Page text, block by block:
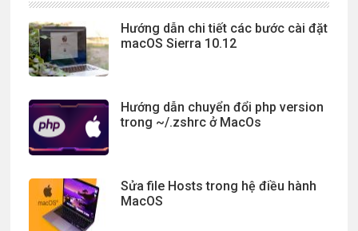
Hướng dẫn chi tiết các bước cài đặt
macOS Sierra 10.12
Hướng dẫn chuyển đổi php version
trong ~/.zshrc ở MacOs
Sửa file Hosts trong hệ điều hành
MacOS